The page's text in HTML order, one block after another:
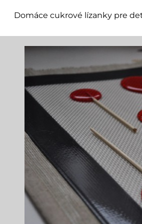
Domáce cukrové lízanky pre